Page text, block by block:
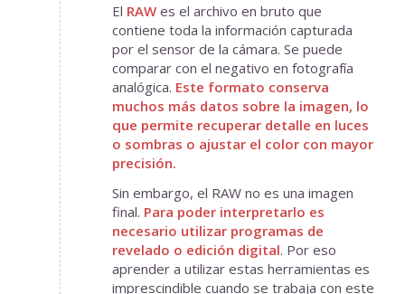
El RAWes el archivo en bruto que
contiene toda la información capturada
por el sensor de la cámara. Se puede
comparar con el negativo en fotografía
analógica. Este formato conserva
muchos más datos sobre la imagen, lo
que permite recuperar detalle en luces
o sombras o ajustar el color con mayor
precisión.
Sin embargo, el RAW no es una imagen
final. Para poder interpretarlo es
necesario utilizar programas de
revelado o edición digital. Por eso
aprender a utilizar estas herramientas es
imprescindible cuando se trabaja con este